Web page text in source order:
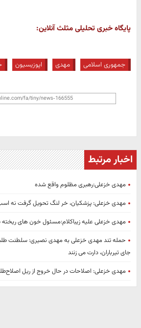
پایگاه خبری تحلیلی مثلث آنلاین:
جمهوری اسلامی مهدی اپوزیسیون
اخبار مرتبط
مهدی خزعلی:رهبری مظلوم واقع شده
مهدی خزعلی: پزشکیان، خر لنگ تحویل گرفت نه
مهدی خزعلی علیه زیباکلام:مسئول خون های
حمله تند مهدی خزعلی به مهدی نصیری: سلطنت
جای تیرباران، دارت می زنند
مهدی خزعلی: اصلاحات در حال خروج از ریل